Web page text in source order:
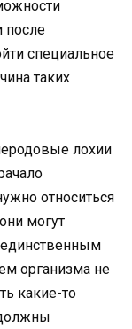
после
специальное
таких
лохии
относиться
могут
организма не
какие-то